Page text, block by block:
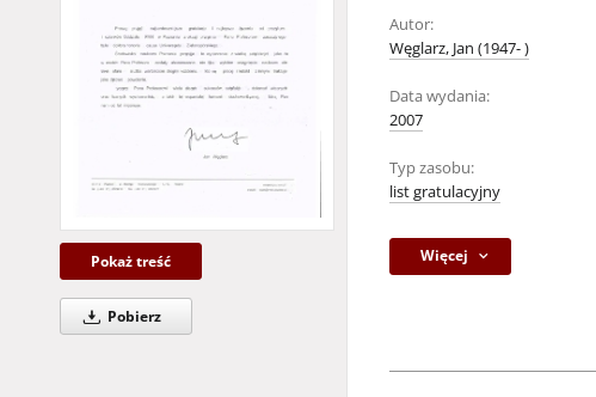
Pokaż treść
Pobierz
Autor:
Węglarz, Jan (1947- )
Data wydania:
2007
Typ zasobu:
list gratulacyjny
Więcej